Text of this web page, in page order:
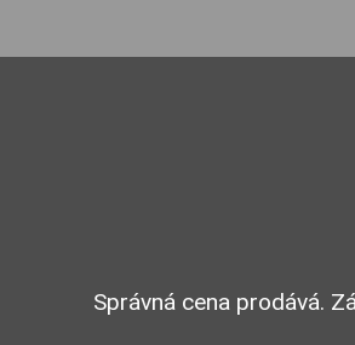
Správná cena prodává.